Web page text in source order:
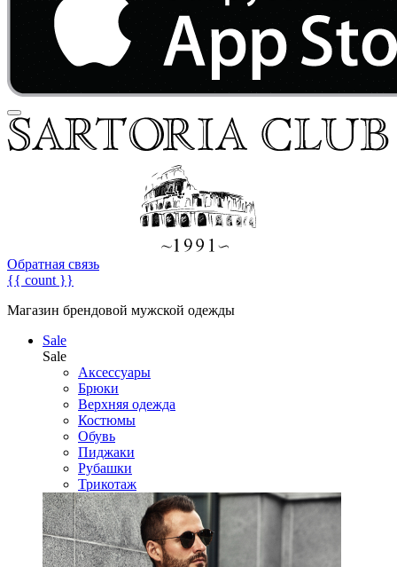
Обратная связь
{{ count }}
Магазин брендовой мужской одежды
Sale
Sale
Аксессуары
Брюки
Верхняя одежда
Костюмы
Обувь
Пиджаки
Рубашки
Трикотаж